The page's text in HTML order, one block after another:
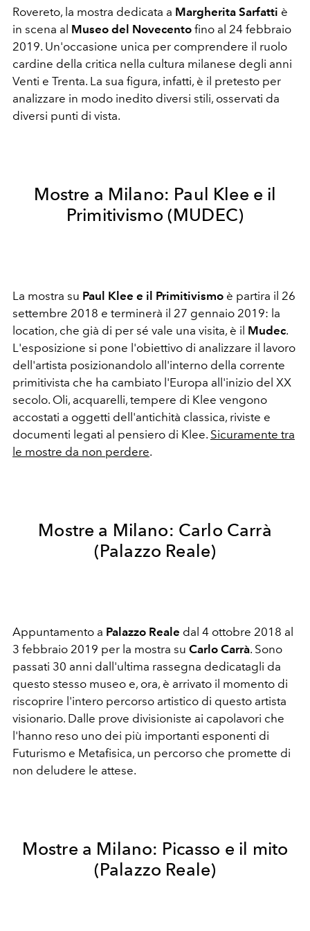
Rovereto, la mostra dedicata a Margherita Sarfatti è
in scena al Museo del Novecento fino al 24 febbraio
2019. Un'occasione unica per comprendere il ruolo
cardine della critica nella cultura milanese degli anni
Venti e Trenta. La sua figura, infatti, è il pretesto per
analizzare in modo inedito diversi stili, osservati da
diversi punti di vista.
Mostre a Milano: Paul Klee e il
Primitivismo (MUDEC)
La mostra su Paul Klee e il Primitivismo è partira il 26
settembre 2018 e terminerà il 27 gennaio 2019: la
location, che già di per sé vale una visita, è il Mudec.
L'esposizione si pone l'obiettivo di analizzare il lavoro
dell'artista posizionandolo all'interno della corrente
primitivista che ha cambiato l'Europa all'inizio del XX
secolo. Oli, acquarelli, tempere di Klee vengono
accostati a oggetti dell'antichità classica, riviste e
documenti legati al pensiero di Klee. Sicuramente tra
le mostre da non perdere.
Mostre a Milano: Carlo Carrà
(Palazzo Reale)
Appuntamento a Palazzo Reale dal 4 ottobre 2018 al
3 febbraio 2019 per la mostra su Carlo Carrà. Sono
passati 30 anni dall'ultima rassegna dedicatagli da
questo stesso museo e, ora, è arrivato il momento di
riscoprire l'intero percorso artistico di questo artista
visionario. Dalle prove divisioniste ai capolavori che
l'hanno reso uno dei più importanti esponenti di
Futurismo e Metafisica, un percorso che promette di
non deludere le attese.
Mostre a Milano: Picasso e il mito
(Palazzo Reale)